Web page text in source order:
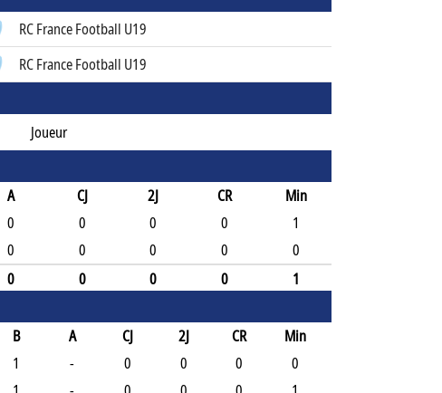
RC France Football U19
RC France Football U19
Joueur
A CJ 2J CR
Min
0 0 0 0
1
0 0 0 0
0
0 0 0 0 1
B A CJ 2J CR
Min
1 - 0 0 0
0